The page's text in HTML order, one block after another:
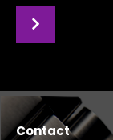
Contact